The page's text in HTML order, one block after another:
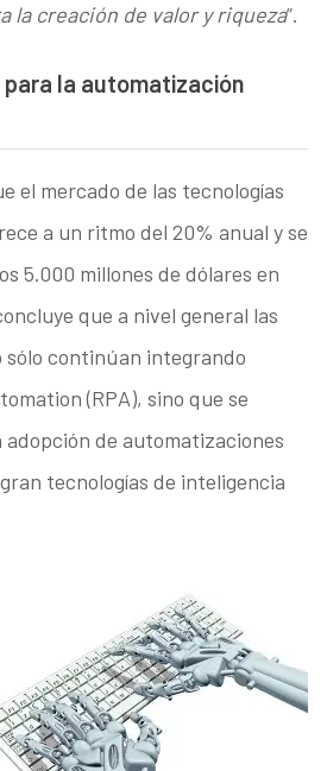
la creación de valor y riqueza”.
para la automatización
el mercado de las tecnologías
a un ritmo del 20% anual y se
5.000 millones de dólares en
que a nivel general las
sólo continúan integrando
(RPA), sino que se
de automatizaciones
tecnologías de inteligencia